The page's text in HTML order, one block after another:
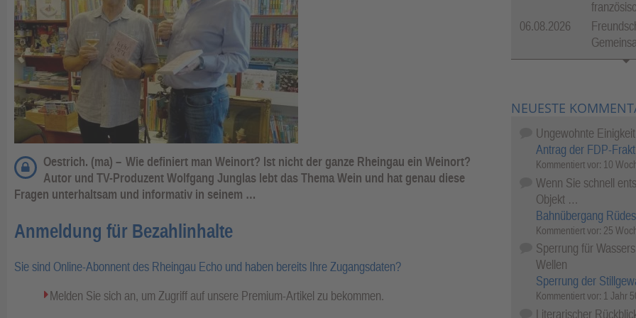
Oestrich. (ma) – Wie definiert man Weinort? Ist nicht der ganze Rheingau ein Weinort?
Autor und TV-Produzent Wolfgang Junglas lebt das Thema Wein und hat genau diese
Fragen unterhaltsam und informativ in seinem …
Anmeldung für Bezahlinhalte
Sie sind Online-Abonnent des Rheingau Echo und haben bereits Ihre Zugangsdaten?
Melden Sie sich an, um Zugriff auf unsere Premium-Artikel zu bekommen.
06.08.2026
NEUESTE
Ungewohnte Einigkeit
Antrag der FDP-
Kommentiert vor: 10
Wenn Sie schnell
Objekt …
Bahnübergang
Kommentiert vor: 25
Sperrung für
Wellen
Sperrung der
Kommentiert vor: 1 Jahr
Literarischer